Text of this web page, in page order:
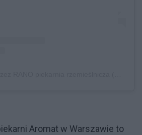
Aromat w Warszawie to